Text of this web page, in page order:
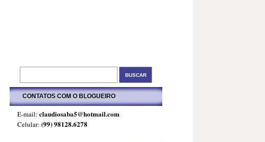
CONTATOS COM O BLOGUEIRO
E-mail: claudiosaba5@hotmail.com
Celular: (99) 98128.6278